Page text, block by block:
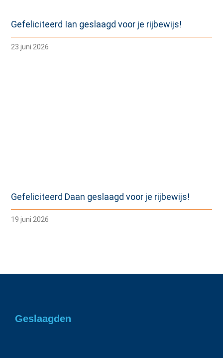
Gefeliciteerd Ian geslaagd voor je rijbewijs!
23 juni 2026
Gefeliciteerd Daan geslaagd voor je rijbewijs!
19 juni 2026
Geslaagden